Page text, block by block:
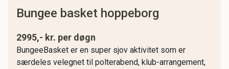
bungee basket hoppeborg
2995,- kr. per døgn
BungeeBasket er en super sjov aktivitet som er
særdeles velegnet til polterabend, klub-arrangement,